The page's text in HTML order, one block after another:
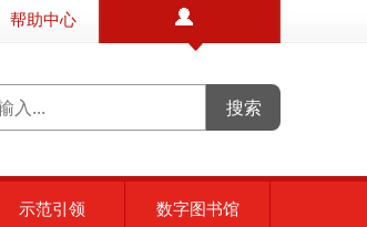
帮助中心
示范引领 数字图书馆